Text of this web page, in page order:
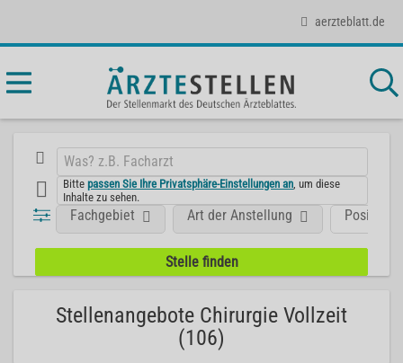
aerzteblatt.de
Bittepassen Sie Ihre Privatsphäre-Einstellungen an , um diese
Inhalte zu sehen.
Position
Fachgebiet Art der Anstellung
Stellenangebote Chirurgie Vollzeit
(106)